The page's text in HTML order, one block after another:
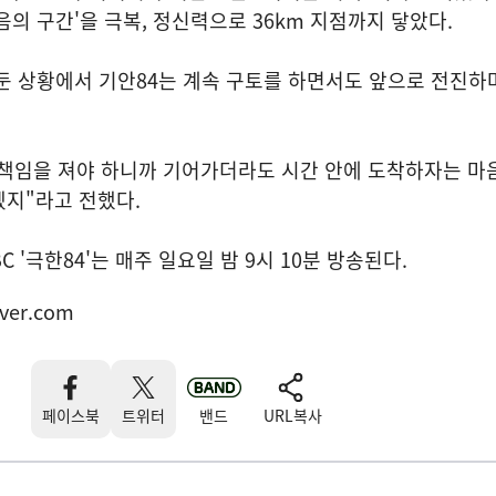
의 구간'을 극복, 정신력으로 36km 지점까지 닿았다.
상황에서 기안84는 계속 구토를 하면서도 앞으로 전진하
임을 져야 하니까 기어가더라도 시간 안에 도착하자는 마
"라고 전했다.
'극한84'는 매주 일요일 밤 9시 10분 방송된다.
페이스북 트위터 밴드 URL복사